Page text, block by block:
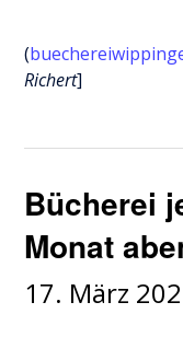
(
Richert]
Bücherei
Monat
17. März